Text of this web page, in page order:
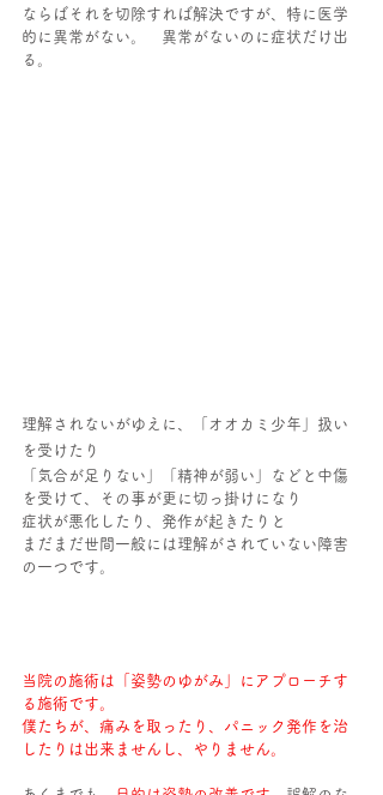
ならばそれを切除すれば解決ですが、特に医学
的に異常がない。　異常がないのに症状だけ出
る。
理解されないがゆえに、「オオカミ少年」扱い
を受けたり
「気合が足りない」「精神が弱い」などと中傷
を受けて、その事が更に切っ掛けになり
症状が悪化したり、発作が起きたりと
まだまだ世間一般には理解がされていない障害
の一つです。
当院の施術は「姿勢のゆがみ」にアプローチす
る施術です。
僕たちが、痛みを取ったり、パニック発作を治
したりは出来ませんし、やりません。